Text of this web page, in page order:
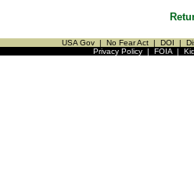
USA Gov | No Fear Act | DOI |
Privacy Policy| FOIA|